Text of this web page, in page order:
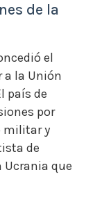
de la
el
a la Unión
país de
por
militar y
de
que